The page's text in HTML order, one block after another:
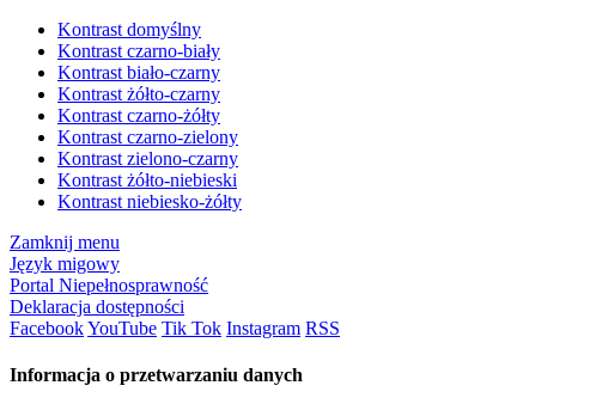
Kontrast domyślny
Kontrast czarno-biały
Kontrast biało-czarny
Kontrast żółto-czarny
Kontrast czarno-żółty
Kontrast czarno-zielony
Kontrast zielono-czarny
Kontrast żółto-niebieski
Kontrast niebiesko-żółty
Zamknij menu
Język migowy
Portal Niepełnosprawność
Deklaracja dostępności
FacebookYouTube Tik Tok Instagram RSS
Informacja o przetwarzaniu danych